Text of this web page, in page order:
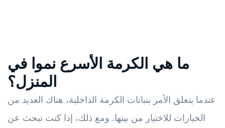
ما هي الكرمة الأسرع نموا في
المنزل؟
عندما يتعلق الأمر بنباتات الكرمة الداخلية، هناك العديد من
الخيارات للاختيار من بينها. ومع ذلك، إذا كنت تبحث عن